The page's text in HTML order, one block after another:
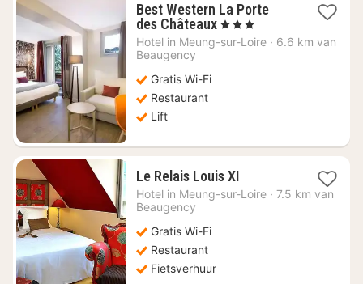
Best Western La Porte
des Châteaux1
nacht
, 3 Sterren
Hotel in Meung-sur-Loire · 6.6 km van
Beaugency
Gratis Wi-Fi
Restaurant
Lift
Le Relais Louis XI1
nacht
Hotel in Meung-sur-Loire · 7.5 km van
Beaugency
Gratis Wi-Fi
Restaurant
Fietsverhuur